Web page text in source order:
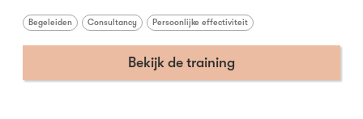
Begeleiden Consultancy Persoonlijke effectiviteit
Bekijk de training